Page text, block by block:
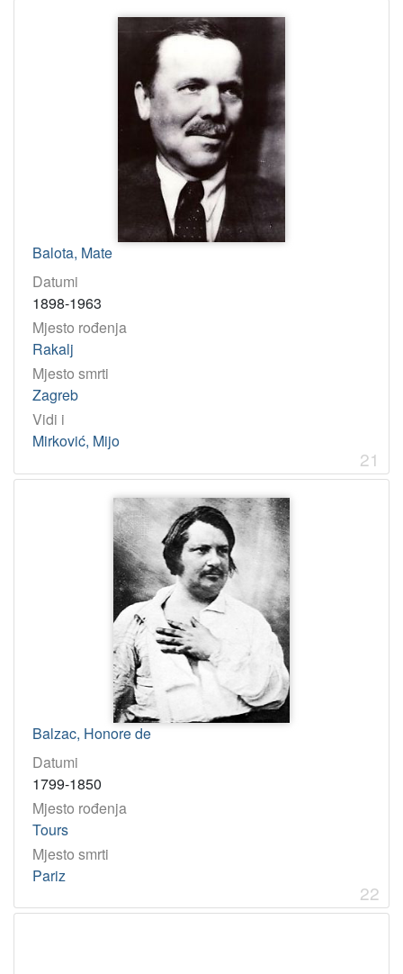
Balota, Mate
Datumi
1898-1963
Mjesto rođenja
Rakalj
Mjesto smrti
Zagreb
Vidi i
Mirković, Mijo
21
Balzac, Honore de
Datumi
1799-1850
Mjesto rođenja
Tours
Mjesto smrti
Pariz
22